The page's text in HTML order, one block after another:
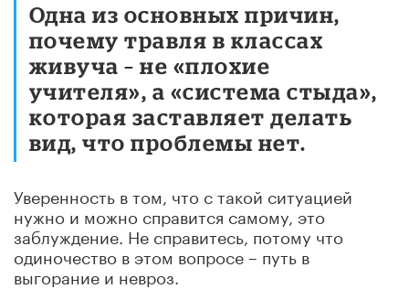
Одна из основных причин,
почему травля в классах
живуча – не «плохие
учителя», а «система стыда»,
которая заставляет делать
вид, что проблемы нет.
Уверенность в том, что с такой ситуацией
нужно и можно справится самому, это
заблуждение. Не справитесь, потому что
одиночество в этом вопросе – путь в
выгорание и невроз.